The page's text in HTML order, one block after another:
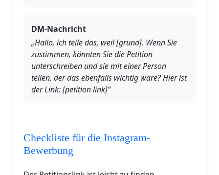
DM-Nachricht
„Hallo, ich teile das, weil [grund]. Wenn Sie
zustimmen, könnten Sie die Petition
unterschreiben und sie mit einer Person
teilen, der das ebenfalls wichtig wäre? Hier ist
der Link: [petition link]“
Checkliste für die Instagram-
Bewerbung